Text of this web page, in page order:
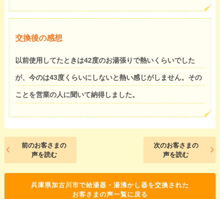
交換後の感想
以前使用してたときは42度のお湯張りで熱いくらいでした
が、今のは43度くらいにしないと熱い感じがしません。その
ことを営業の人に聞いて納得しました。
前のお客さまの
声を読む
次のお客さまの
声を読む
兵庫県加古川市で給湯器・湯沸かし器を交換された
お客さまの声一覧に戻る